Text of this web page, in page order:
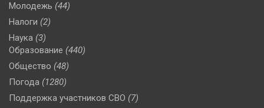
Молодежь (44)
Налоги (2)
Наука (3)
Образование (440)
Общество (48)
Погода (1280)
Поддержка участников СВО (7)